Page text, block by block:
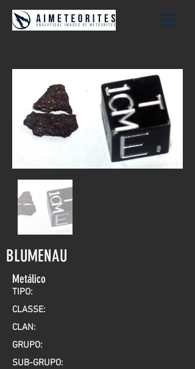
BLUMENAU
Metálico
TIPO:
CLASSE:
CLAN:
GRUPO:
SUB-GRUPO: